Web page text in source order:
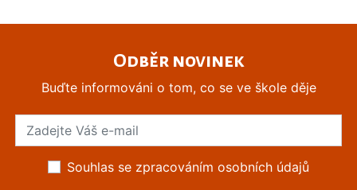
Odběr novinek
Buďte informováni o tom, co se ve škole děje
Souhlas se zpracováním osobních údajů